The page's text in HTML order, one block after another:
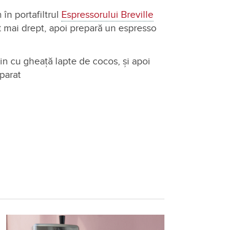
în portafiltrul Espressorului Breville
mai drept, apoi prepară un espresso
cu gheață lapte de cocos, și apoi